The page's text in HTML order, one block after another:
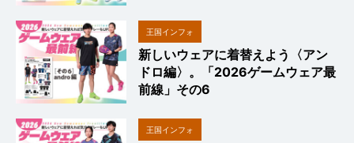
王国インフォ
新しいウェアに着替えよう〈アン
ドロ編〉。「2026ゲームウェア最
前線」その6
王国インフォ